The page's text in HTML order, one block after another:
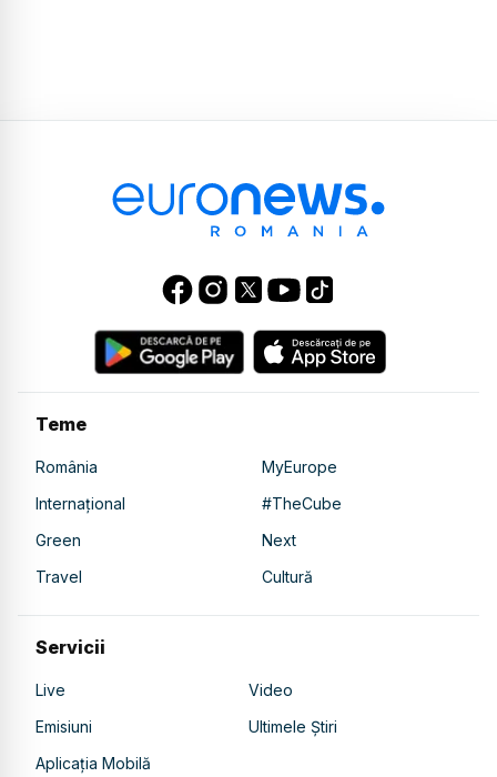
Teme
România
MyEurope
Internațional
#TheCube
Green
Next
Travel
Cultură
Servicii
Live
Video
Emisiuni
Ultimele Știri
Aplicația Mobilă